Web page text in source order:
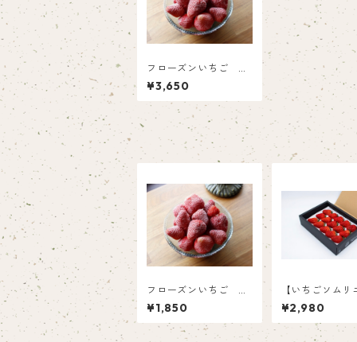
フローズンいちご 紅
ほっぺ（1㎏×2）
¥3,650
フローズンいちご 紅
ほっぺ（1㎏）
¥1,850
【いちごソムリ
選】紅ほっぺ8
粒（4L以上大
¥2,980